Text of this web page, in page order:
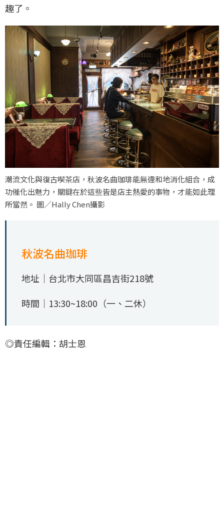
趣了。
潮流文化與復古喫茶店，秋波名曲珈琲能無違和地消化組合，成
功催化出魅力，關鍵在於這些皆是店主熱愛的事物，才能如此理
所當然。 圖／Hally Chen攝影
秋波名曲珈琲
地址｜台北市大同區昌吉街218號
時間｜13:30~18:00（一、二休）
◎責任編輯：胡士恩